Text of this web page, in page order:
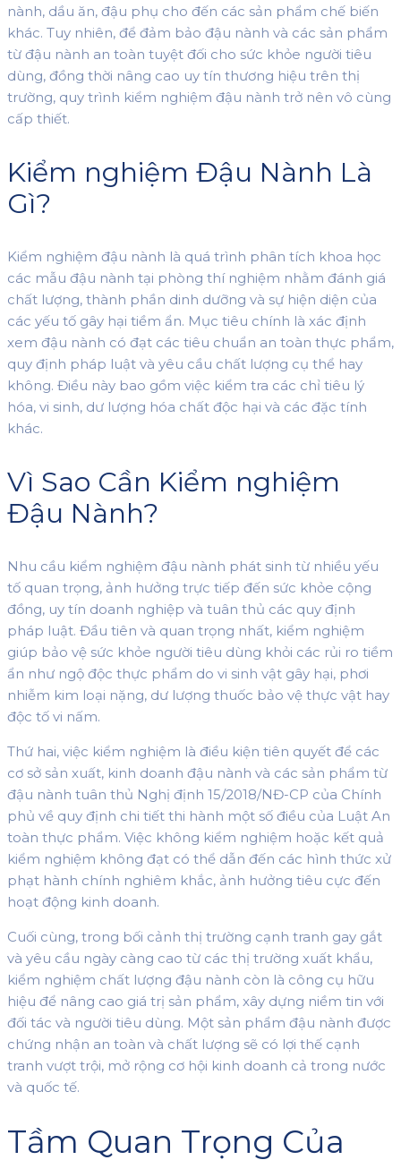
nành, dầu ăn, đậu phụ cho đến các sản phẩm chế biến
khác. Tuy nhiên, để đảm bảo đậu nành và các sản phẩm
từ đậu nành an toàn tuyệt đối cho sức khỏe người tiêu
dùng, đồng thời nâng cao uy tín thương hiệu trên thị
trường, quy trình kiểm nghiệm đậu nành trở nên vô cùng
cấp thiết.
Kiểm nghiệm Đậu Nành Là
Gì?
Kiểm nghiệm đậu nành là quá trình phân tích khoa học
các mẫu đậu nành tại phòng thí nghiệm nhằm đánh giá
chất lượng, thành phần dinh dưỡng và sự hiện diện của
các yếu tố gây hại tiềm ẩn. Mục tiêu chính là xác định
xem đậu nành có đạt các tiêu chuẩn an toàn thực phẩm,
quy định pháp luật và yêu cầu chất lượng cụ thể hay
không. Điều này bao gồm việc kiểm tra các chỉ tiêu lý
hóa, vi sinh, dư lượng hóa chất độc hại và các đặc tính
khác.
Vì Sao Cần Kiểm nghiệm
Đậu Nành?
Nhu cầu kiểm nghiệm đậu nành phát sinh từ nhiều yếu
tố quan trọng, ảnh hưởng trực tiếp đến sức khỏe cộng
đồng, uy tín doanh nghiệp và tuân thủ các quy định
pháp luật. Đầu tiên và quan trọng nhất, kiểm nghiệm
giúp bảo vệ sức khỏe người tiêu dùng khỏi các rủi ro tiềm
ẩn như ngộ độc thực phẩm do vi sinh vật gây hại, phơi
nhiễm kim loại nặng, dư lượng thuốc bảo vệ thực vật hay
độc tố vi nấm.
Thứ hai, việc kiểm nghiệm là điều kiện tiên quyết để các
cơ sở sản xuất, kinh doanh đậu nành và các sản phẩm từ
đậu nành tuân thủ Nghị định 15/2018/NĐ-CP của Chính
phủ về quy định chi tiết thi hành một số điều của Luật An
toàn thực phẩm. Việc không kiểm nghiệm hoặc kết quả
kiểm nghiệm không đạt có thể dẫn đến các hình thức xử
phạt hành chính nghiêm khắc, ảnh hưởng tiêu cực đến
hoạt động kinh doanh.
Cuối cùng, trong bối cảnh thị trường cạnh tranh gay gắt
và yêu cầu ngày càng cao từ các thị trường xuất khẩu,
kiểm nghiệm chất lượng đậu nành còn là công cụ hữu
hiệu để nâng cao giá trị sản phẩm, xây dựng niềm tin với
đối tác và người tiêu dùng. Một sản phẩm đậu nành được
chứng nhận an toàn và chất lượng sẽ có lợi thế cạnh
tranh vượt trội, mở rộng cơ hội kinh doanh cả trong nước
và quốc tế.
Tầm Quan Trọng Của